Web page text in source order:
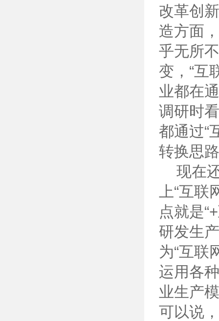
改革创
造方面
乎无所
变，“互
业都在
调研时
都通过“
转换思
现在还
上“互联
点就是
研发生
为“互联
运用各
业生产
可以说